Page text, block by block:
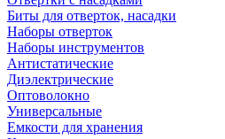
Биты для отверток, насадки
Наборы отверток
Наборы инструментов
Антистатические
Диэлектрические
Оптоволокно
Универсальные
Емкости для хранения